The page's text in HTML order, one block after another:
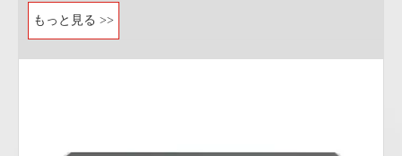
もっと見る >>